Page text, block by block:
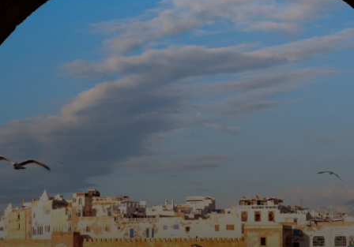
"De passage par hasard à Essaouira il y a 20 ans,
nous avons eu un immense coup de foudre pour la
ville et la gentillesse de ses habitants. C'est la ville de
toutes les cultures et de toutes les religions : Cette
magnifique cité fortifiée accueille les visiteurs du
monde entier avec énormément d'ouverture.